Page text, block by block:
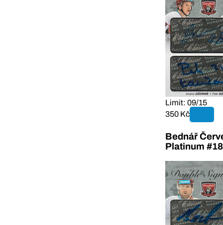
Limit: 09/15
350 Kč
Bednář
Platinum #18